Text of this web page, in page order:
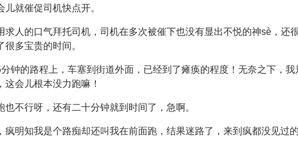
儿就催促司机快点开。
求人的口气拜托司机，司机在多次被催下也没有显出不悦的神sè，还
多宝贵的时间。
钟的路程上，车塞到街道外面，已经到了瘫痪的程度！无奈之下，
这会儿根本没力跑嘛！
也不行呀，还有二十分钟就到时间了，急啊。
疯明知我是个路痴却还叫我在前面跑，结果迷路了，来到疯都没见过